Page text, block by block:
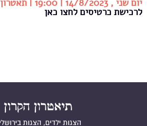
יום שני , 14/8/2023 | 19:00 | תאטרון הקרון אולם קטן
לרכישת כרטיסים לחצו כאן
הצגות ילדים, הצגות